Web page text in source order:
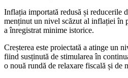
Inflația importată redusă și reducerile
menținut un nivel scăzut al inflației în
a înregistrat minime istorice.
Creșterea este proiectată a atinge un
fiind susținută de stimularea în
o nouă rundă de relaxare fiscală și de